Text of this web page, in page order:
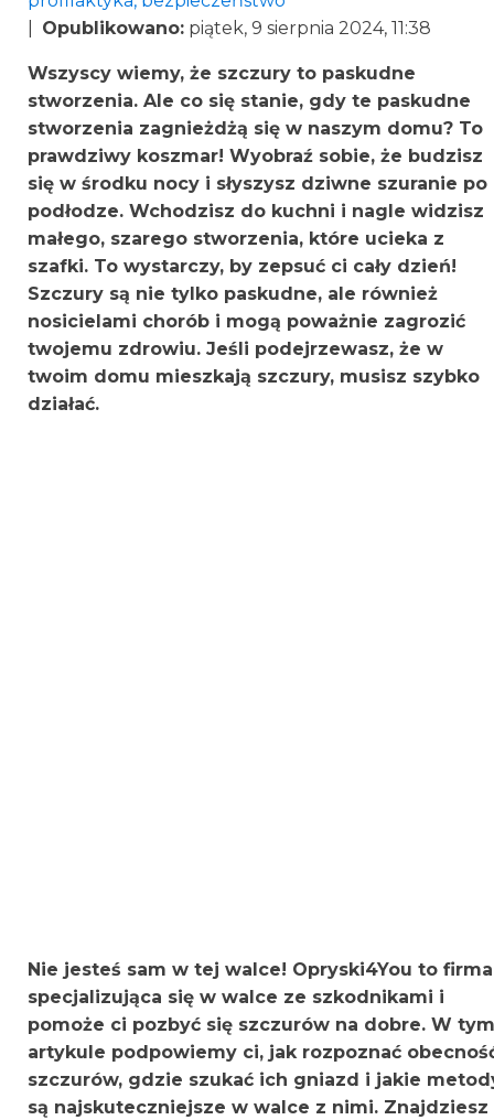
Opublikowano: piątek, 9 sierpnia 2024, 11:38
Wszyscy wiemy, że szczury to paskudne
stworzenia. Ale co się stanie, gdy te paskudne
stworzenia zagnieżdżą się w naszym domu? To
prawdziwy koszmar! Wyobraź sobie, że budzisz
się w środku nocy i słyszysz dziwne szuranie po
podłodze. Wchodzisz do kuchni i nagle widzisz
małego, szarego stworzenia, które ucieka z
szafki. To wystarczy, by zepsuć ci cały dzień!
Szczury są nie tylko paskudne, ale również
nosicielami chorób i mogą poważnie zagrozić
twojemu zdrowiu. Jeśli podejrzewasz, że w
twoim domu mieszkają szczury, musisz szybko
działać.
Nie jesteś sam w tej walce! Opryski4You to firma
specjalizująca się w walce ze szkodnikami i
pomoże ci pozbyć się szczurów na dobre. W tym
artykule podpowiemy ci, jak rozpoznać
szczurów, gdzie szukać ich gniazd i jakie
są najskuteczniejsze w walce z nimi. Znajdziesz